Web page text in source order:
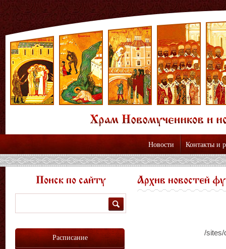
Новости Контакты и
Архив новостей
/sites/
Поиск по сайту
Расписание